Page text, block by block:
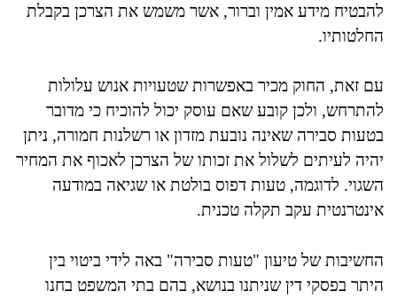
להבטיח מידע אמין וברור, אשר משמש את הצרכן בקבלת
החלטותיו.
עם זאת, החוק מכיר באפשרות שטעויות אנוש עלולות
להתרחש, ולכן קובע שאם עוסק יכול להוכיח כי מדובר
בטעות סבירה שאינה נובעת מזדון או רשלנות חמורה, ניתן
יהיה לעיתים לשלול את זכותו של הצרכן לאכוף את המחיר
השגוי. לדוגמה, טעות דפוס בולטת או שגיאה במודעה
אינטרנטית עקב תקלה טכנית.
החשיבות של טיעון "טעות סבירה" באה לידי ביטוי בין
היתר בפסקי דין שניתנו בנושא, בהם בתי המשפט בחנו